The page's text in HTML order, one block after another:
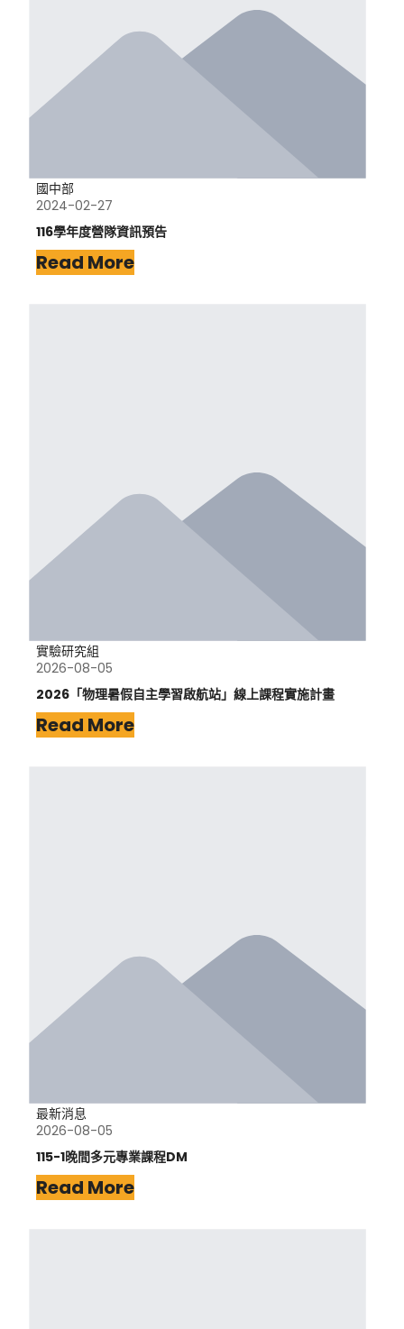
國中部
2024-02-27
116學年度營隊資訊預告
Read More
實驗研究組
2026-08-05
2026「物理暑假自主學習啟航站」線上課程實施計畫
Read More
最新消息
2026-08-05
115-1晚間多元專業課程DM
Read More